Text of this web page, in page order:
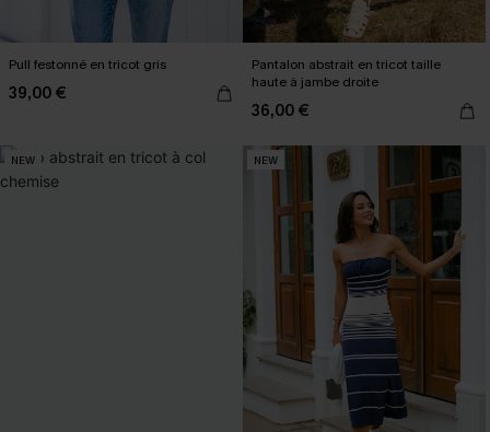
Pull festonné en tricot gris
39,00 €
Pantalon abstrait en tricot taille
haute à jambe droite
36,00 €
NEW NEW